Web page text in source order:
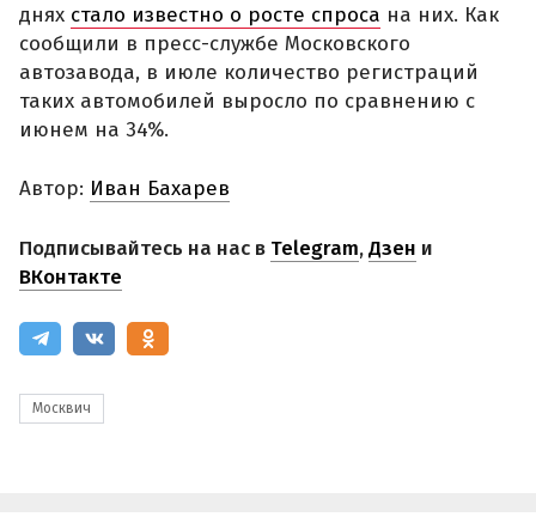
днях стало известно о росте спроса на них. Как
сообщили в пресс-службе Московского
автозавода, в июле количество регистраций
таких автомобилей выросло по сравнению с
июнем на 34%.
Автор: Иван Бахарев
Подписывайтесь на нас в Telegram,Дзен и
ВКонтакте
Москвич